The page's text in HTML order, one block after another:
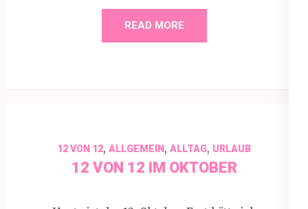
READ MORE
12 VON 12, ALLGEMEIN, ALLTAG, URLAUB
12 VON 12 IM OKTOBER